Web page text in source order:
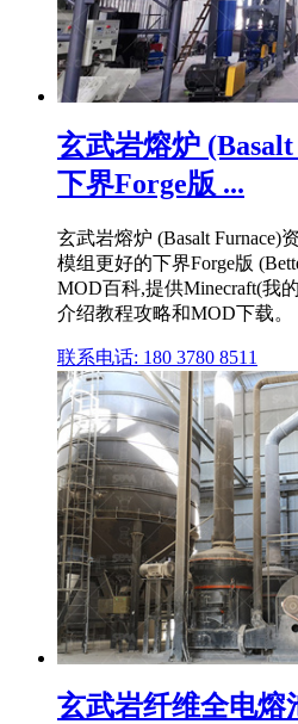
玄武岩熔炉
下界Forge版 ...
玄武岩熔炉 (Basalt Furnace)
模组更好的下界Forge版
MOD百科,提供Minecraft(我
介绍教程攻略和MOD下载。
联系电话: 180 3780 8511
玄武岩纤维全电熔